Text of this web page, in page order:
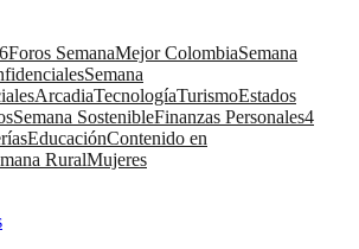
Foros SemanaMejor ColombiaSemana
Semana
ArcadiaTecnologíaTurismoEstados
Semana SostenibleFinanzas Personales4
EducaciónContenido en
RuralMujeres